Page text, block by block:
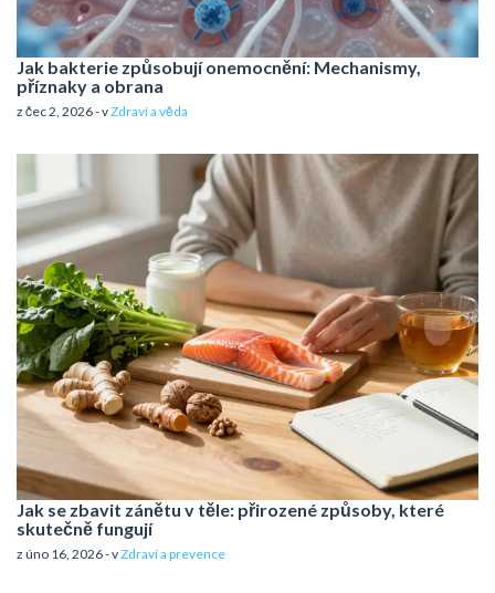
Jak bakterie způsobují onemocnění: Mechanismy,
příznaky a obrana
z čec 2, 2026 - vZdraví a věda
Jak se zbavit zánětu v těle: přirozené způsoby, které
skutečně fungují
z úno 16, 2026 - vZdraví a prevence